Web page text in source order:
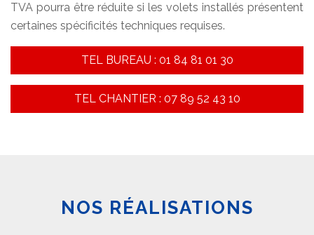
TVA pourra être réduite si les volets installés présentent
certaines spécificités techniques requises.
TEL BUREAU : 01 84 81 01 30
TEL CHANTIER : 07 89 52 43 10
NOS RÉALISATIONS